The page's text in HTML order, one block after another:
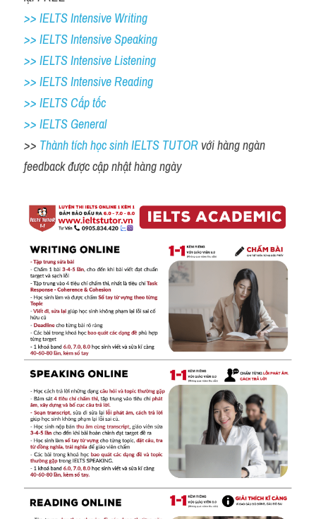
>> IELTS Intensive Writing
>> IELTS Intensive Speaking
>> IELTS Intensive Listening
>> IELTS Intensive Reading
>> IELTS Cấp tốc
>> IELTS General
>> Thành tích học sinh IELTS TUTOR với hàng ngàn
feedback được cập nhật hàng ngày